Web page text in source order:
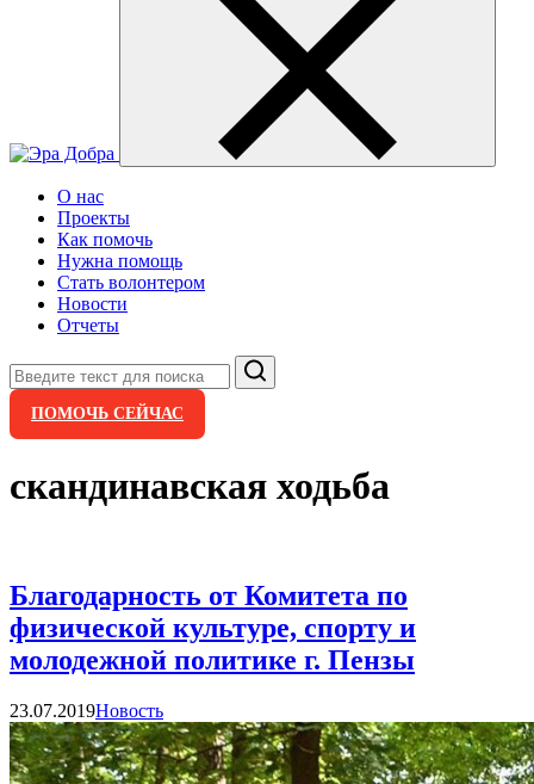
О нас
Проекты
Как помочь
Нужна помощь
Стать волонтером
Новости
Отчеты
Поиск
ПОМОЧЬ СЕЙЧАС
скандинавская ходьба
Благодарность от Комитета по
физической культуре, спорту и
молодежной политике г. Пензы
23.07.2019Категории
Новость